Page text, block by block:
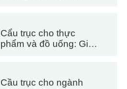
container
Cẩu trục cho thực
phẩm và đồ uống: Giải
Cầu trục cho ngành